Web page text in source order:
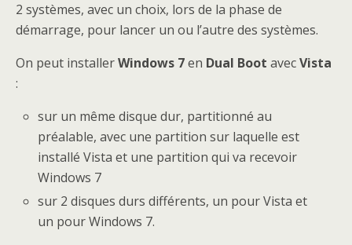
2 systèmes, avec un choix, lors de la phase de
démarrage, pour lancer un ou l’autre des systèmes.
On peut installerWindows 7en Dual Boot avecVista
:
sur un même disque dur, partitionné au
préalable, avec une partition sur laquelle est
installé Vista et une partition qui va recevoir
Windows 7
sur 2 disques durs différents, un pour Vista et
un pour Windows 7.